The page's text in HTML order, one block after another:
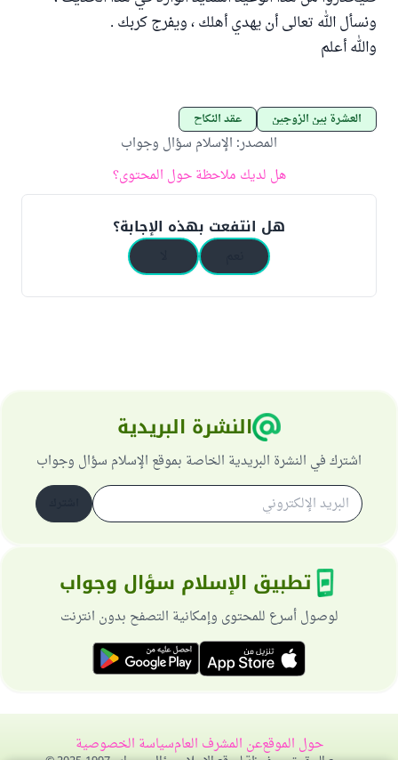
ونسأل الله تعالى أن يهدي أهلك ، ويفرج كربك .
والله أعلم
العشرة بين الزوجين عقد النكاح
المصدر: الإسلام سؤال وجواب
هل لديك ملاحظة حول المحتوى؟
هل انتفعت بهذه الإجابة؟
النشرة البريدية
اشترك في النشرة البريدية الخاصة بموقع الإسلام سؤال وجواب
تطبيق الإسلام سؤال وجواب
لوصول أسرع للمحتوى وإمكانية التصفح بدون انترنت
حول الموقععن المشرف العامسياسة الخصوصية